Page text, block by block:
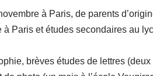
à Paris, de parents
à Paris et études secondaires au
brèves études de lettres